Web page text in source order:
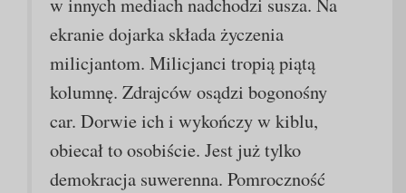
ekranie dojarka składa życzenia
milicjantom. Milicjanci tropią piątą
kolumnę. Zdrajców osądzi bogonośny
car. Dorwie ich i wykończy w kiblu,
obiecał to osobiście. Jest już tylko
demokracja suwerenna. Pomroczność